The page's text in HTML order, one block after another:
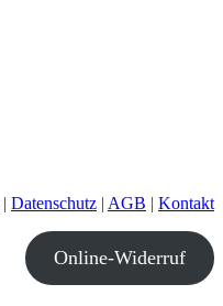
| Datenschutz | AGB | Kontakt
Online-Widerruf